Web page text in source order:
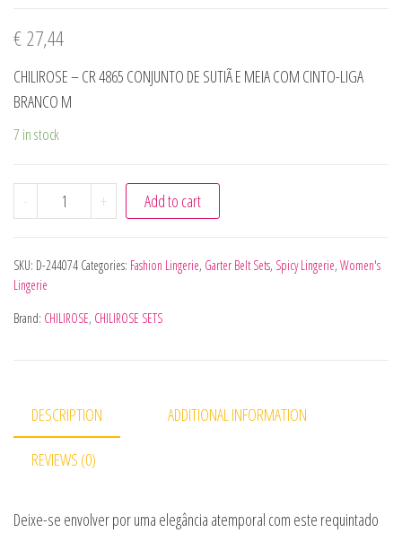
€27,44
CHILIROSE – CR 4865 CONJUNTO DE SUTIÃ E MEIA COM CINTO-LIGA
BRANCO M
7 in stock
- CHILIROSE - CR 4865 CONJUNTO DE SUTIÃ E MEIA
+ Add to cart
SKU: D-244074 Categories: Fashion Lingerie, Garter Belt Sets, Spicy Lingerie, Women's
Lingerie
Brand: CHILIROSE, CHILIROSE SETS
DESCRIPTION ADDITIONAL INFORMATION
REVIEWS (0)
Deixe-se envolver por uma elegância atemporal com este requintado